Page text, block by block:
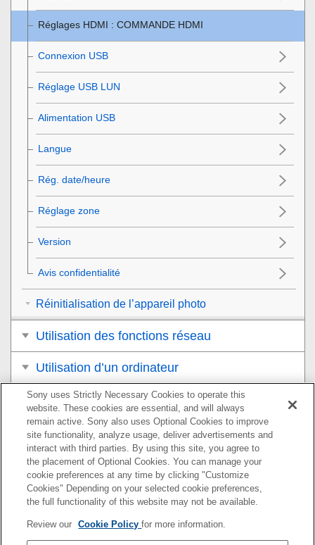
Réglages HDMI : COMMANDE HDMI
Connexion USB
Réglage USB LUN
Alimentation USB
Langue
Rég. date/heure
Réglage zone
Version
Avis confidentialité
Réinitialisation de l’appareil photo
Utilisation des fonctions réseau
Utilisation d’un ordinateur
Liste des éléments du MENU
Précautions/Le produit
Si vous avez des problèmes
Pour plus d’informations sur la conformité aux lois sur
Sony uses Strictly Necessary Cookies to operate this
website. These cookies are essential, and will always
remain active. Sony also uses Optional Cookies to improve
site functionality, analyze usage, deliver advertisements and
interact with third parties. By using this site, you agree to
the placement of Optional Cookies. You can manage your
cookie preferences at any time by clicking "Customize
Cookies" Depending on your selected cookie preferences,
the full functionality of this website may not be available.
Review our Cookie Policyfor more information.